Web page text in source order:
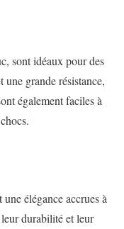
sont idéaux pour des
une grande résistance,
également faciles à
élégance accrues à
durabilité et leur